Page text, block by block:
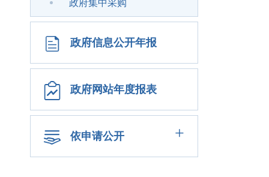
政府集中采购
政府信息公开年报
政府网站年度报表
依申请公开 +